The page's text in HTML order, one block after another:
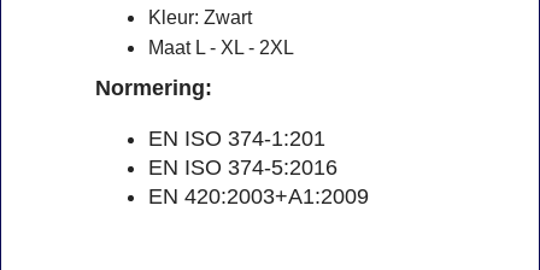
Kleur: Zwart
Maat L - XL - 2XL
Normering:
EN ISO 374-1:201
EN ISO 374-5:2016
EN 420:2003+A1:2009